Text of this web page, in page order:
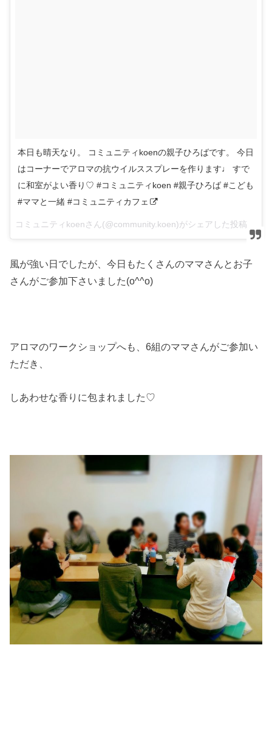
本日も晴天なり。 コミュニティkoenの親子ひろばです。 今日
はコーナーでアロマの抗ウイルススプレーを作ります♩ すで
に和室がよい香り♡ #コミュニティkoen #親子ひろば #こども
#ママと一緒 #コミュニティカフェ
風が強い日でしたが、今日もたくさんのママさんとお子
さんがご参加下さいました(o^^o)
アロマのワークショップへも、6組のママさんがご参加い
ただき、
しあわせな香りに包まれました♡